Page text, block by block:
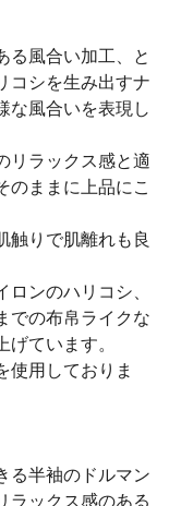
る風合い加工、と
コシを生み出すナ
な風合いを表現し
リラックス感と適
のままに上品にこ
触りで肌離れも良
ンのハリコシ、
での布帛ライクな
ています。
使用しておりま
る半袖のドルマン
ラックス感のある